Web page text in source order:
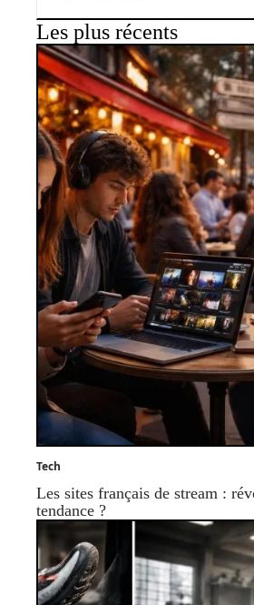
Les plus récents
Tech
Les sites français de stream :
tendance ?